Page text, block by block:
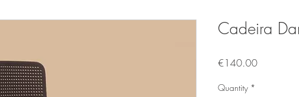
Cadeira
€140.00Price
Quantity *